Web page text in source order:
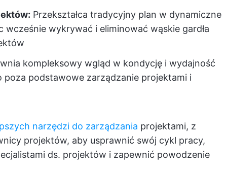
Przekształca tradycyjny plan w dynamiczne
wcześnie wykrywać i eliminować wąskie gardła
kompleksowy wgląd w kondycję i wydajność
podstawowe zarządzanie projektami i
narzędzi do zarządzania projektami, z
projektów, aby usprawnić swój cykl pracy,
ds. projektów i zapewnić powodzenie